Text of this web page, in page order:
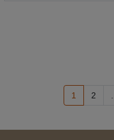
1 2